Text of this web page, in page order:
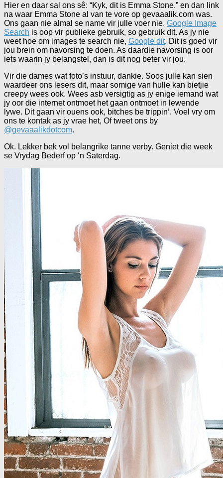
Hier en daar sal ons sê: “Kyk, dit is Emma Stone.” en dan link
na waar Emma Stone al van te vore op gevaaalik.com was.
Ons gaan nie almal se name vir julle voer nie. Google Image
Search is oop vir publieke gebruik, so gebruik dit. As jy nie
weet hoe om images te search nie, Google dit. Dit is goed vir
jou brein om navorsing te doen. As daardie navorsing is oor
iets waarin jy belangstel, dan is dit nog beter vir jou.
Vir die dames wat foto’s instuur, dankie. Soos julle kan sien
waardeer ons lesers dit, maar somige van hulle kan bietjie
creepy wees ook. Wees asb versigtig as jy enige iemand wat
jy oor die internet ontmoet het gaan ontmoet in lewende
lywe. Dit gaan vir ouens ook, bitches be trippin’. Voel vry om
ons te kontak as jy vrae het, Of tweet ons by
@gevaaalikdotcom.
Ok. Lekker bek vol belangrike tanne verby. Geniet die week
se Vrydag Bederf op ‘n Saterdag.